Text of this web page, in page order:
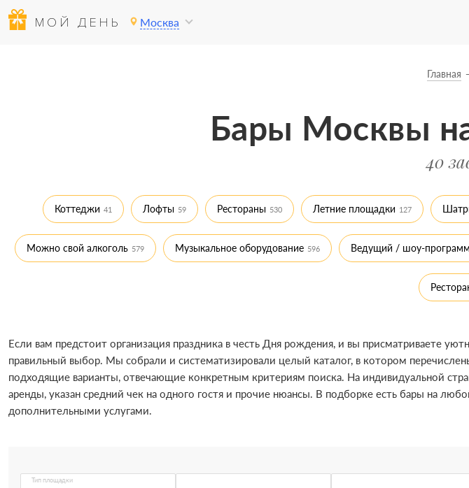
МОЙ ДЕНЬ Москва
Главная
Бары Москвы
40
Коттеджи 41 Лофты 59 Рестораны 530 Летние площадки 127
Можно свой алкоголь 579 Музыкальное оборудование 596 Ведущий / шоу-
Если вам предстоит организация праздника в честь Дня рождения, и вы присматриваете
правильный выбор. Мы собрали и систематизировали целый каталог, в котором
подходящие варианты, отвечающие конкретным критериям поиска. На индивидуальной
аренды, указан средний чек на одного гостя и прочие нюансы. В подборке есть бары на
дополнительными услугами.
Тип площадки